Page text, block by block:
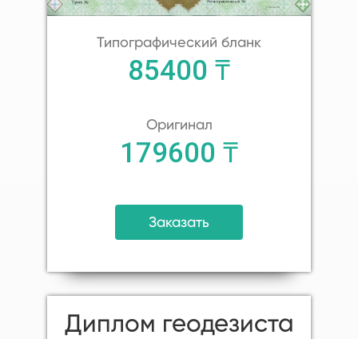
Типографический бланк
85400 ₸
Оригинал
179600 ₸
Заказать
Диплом геодезиста